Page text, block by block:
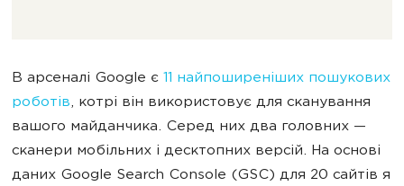
В арсеналі Google є 11 найпоширеніших пошукових
роботів, котрі він використовує для сканування
вашого майданчика. Серед них два головних —
сканери мобільних і десктопних версій. На основі
даних Google Search Console (GSC) для 20 сайтів я